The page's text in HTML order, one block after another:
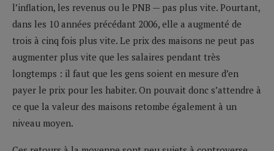
l’inflation, les revenus ou le PNB — pas plus vite. Pourtant,
dans les 10 années précédant 2006, elle a augmenté de
trois à cinq fois plus vite. Le prix des maisons ne peut pas
augmenter plus vite que les salaires pendant très
longtemps : il faut que les gens soient en mesure d’en
payer le prix pour les habiter. On pouvait donc s’attendre à
ce que la valeur des maisons retombe également à un
niveau moyen.